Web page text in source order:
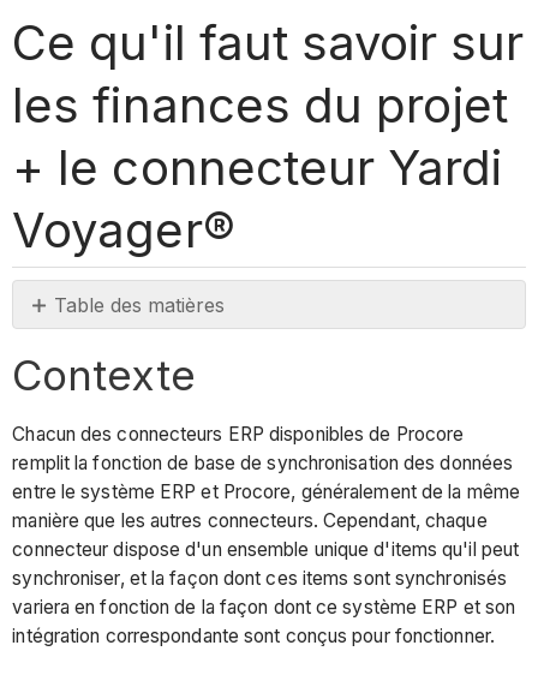
Ce qu'il faut savoir sur
les finances du projet
+ le connecteur Yardi
Voyager®
Table des matières
Ce
faut
savoir
sur
le
connecteur
Yardi
Voyager®
Item
Contexte
Chacun des connecteurs ERP disponibles de Procore
remplit la fonction de base de synchronisation des données
entre le système ERP et Procore, généralement de la même
manière que les autres connecteurs. Cependant, chaque
connecteur dispose d'un ensemble unique d'items qu'il peut
synchroniser, et la façon dont ces items sont synchronisés
variera en fonction de la façon dont ce système ERP et son
intégration correspondante sont conçus pour fonctionner.